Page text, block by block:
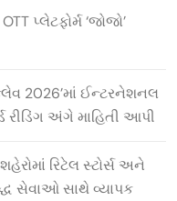
પ્લેટફોર્મ ‘જોજો’
2026’માં ઈન્ટરનેશનલ
રીડિંગ અંગે માહિતી આપી
રિટેલ સ્ટોર્સ અને
સેવાઓ સાથે વ્યાપક